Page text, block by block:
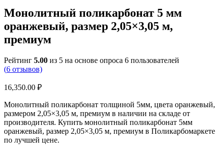
Монолитный поликарбонат 5 мм
оранжевый, размер 2,05×3,05 м,
премиум
Рейтинг 5.00 из 5 на основе опроса 6 пользователей
(6 отзывов)
16,350.00 ₽
Монолитный поликарбонат толщиной 5мм, цвета оранжевый,
размером 2,05×3,05 м, премиум в наличии на складе от
производителя. Купить монолитный поликарбонат 5мм
оранжевый, размер 2,05×3,05 м, премиум в Поликарбомаркете
по лучшей цене.